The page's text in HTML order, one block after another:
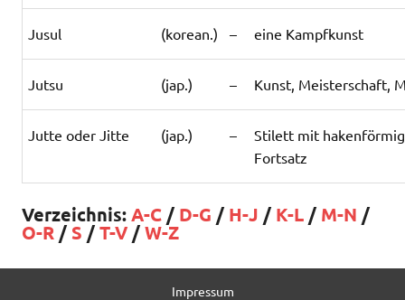
Jusul (korean.) – eine Kampfkunst
Jutsu (jap.) – Kunst, Meisterschaft,
Jutte oder Jitte (jap.) –
Stilett mit
Fortsatz
Verzeichnis:A-C / D-G / H-J / K-L / M-N /
O-R / S /T-V /W-Z
Impressum